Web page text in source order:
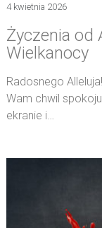
4 kwietnia 2026
Życzenia od
Wielkanocy
Radosnego
Wam chwil
ekranie i…